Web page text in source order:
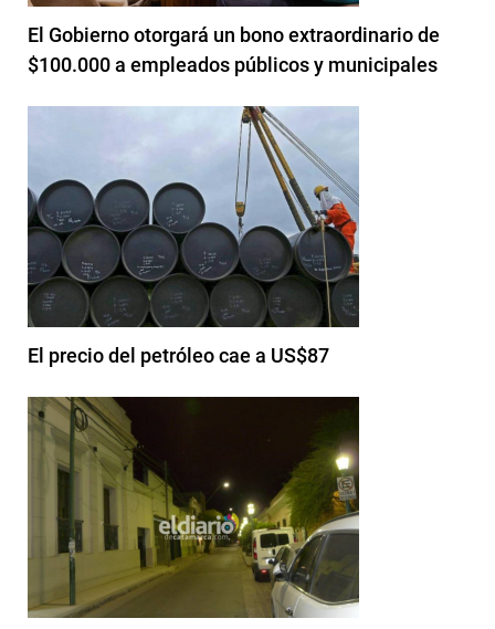
El Gobierno otorgará un bono extraordinario de
$100.000 a empleados públicos y municipales
El precio del petróleo cae a US$87